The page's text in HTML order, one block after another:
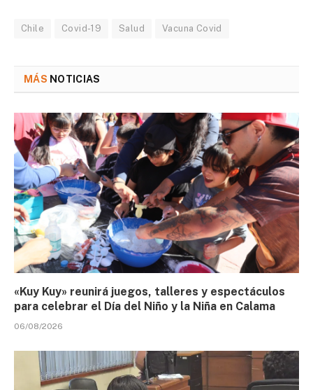
Chile Covid-19 Salud Vacuna Covid
MÁS NOTICIAS
«Kuy Kuy» reunirá juegos, talleres y espectáculos
para celebrar el Día del Niño y la Niña en Calama
06/08/2026